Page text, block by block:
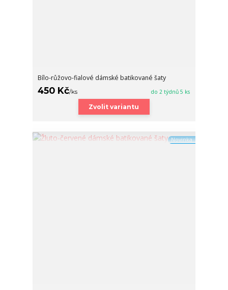
Bílo-růžovo-fialové dámské batikované šaty
450 Kč/ks do 2 týdnů 5 ks
Zvolit variantu
Novinka